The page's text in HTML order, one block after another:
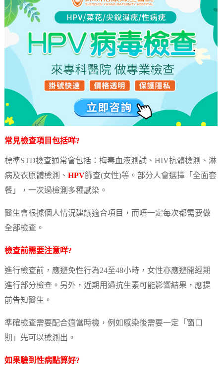
常見檢查項目包括咩?
標準STD檢查通常會包括：梅毒血液測試、HIV抗體檢測、淋
病及衣原體檢測、 HPV篩查(女性)等。部分人會選擇「全面套
餐」，一次過檢測多種感染。
醫生會根據個人情況建議適合項目，而唔一定每次都需要做
全部檢查。
檢查前需要注意咩?
進行檢查前，應避免性行為24至48小時，女性亦應避開經期
進行部分檢查。另外，近期用過抗生素可能影響結果，應提
前告知醫生。
準確檢查需要配合適當時機，例如感染後需要一定「窗口
期」先可以檢測出。
如果驗到性病點算好?